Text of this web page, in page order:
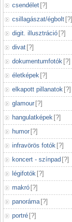
csendélet [?]
csillagászat/égbolt [?]
digit. illusztráció [?]
divat [?]
dokumentumfotók [?]
életképek [?]
elkapott pillanatok [?]
glamour [?]
hangulatképek [?]
humor [?]
infravörös fotók [?]
koncert - színpad [?]
légifotók [?]
makró [?]
panoráma [?]
portré [?]